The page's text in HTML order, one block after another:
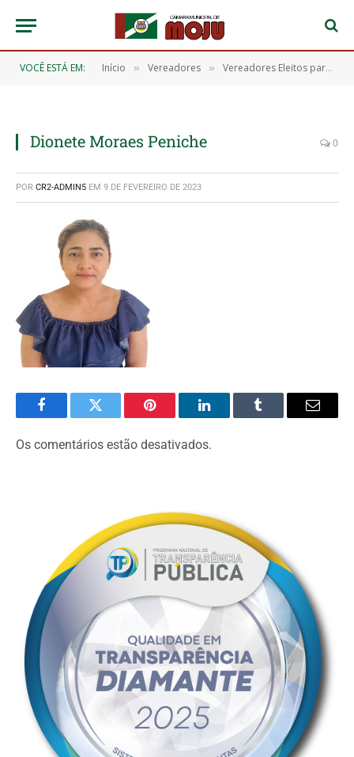
VOCÊ ESTÁ EM: Início » Vereadores » Vereadores Eleitos para o Exercício de 2021 a 2024
Dionete Moraes Peniche 0
POR CR2-ADMIN5 EM 9 DE FEVEREIRO DE 2023
FacebookTwitter Pinterest O
LinkedIn
Tumblr
E-
Os comentários estão desativados.